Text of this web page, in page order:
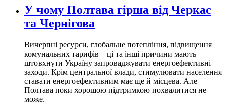
У чому Полтава гірша від Черкас
та Чернігова
Вичерпні ресурси, глобальне потепління, підвищення
комунальних тарифів – ці та інші причини мають
штовхнути Україну запроваджувати енергоефективні
заходи. Крім центральної влади, стимулювати населення
ставати енергоефективним має ще й місцева. Але
Полтава поки хорошою підтримкою похвалитися не
може.